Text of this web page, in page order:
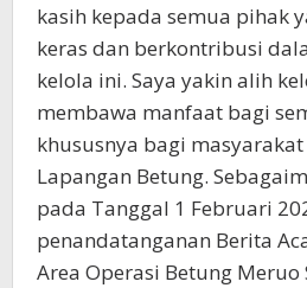
kasih kepada semua pihak
keras dan berkontribusi
kelola ini. Saya yakin alih
membawa manfaat bagi
khususnya bagi
Lapangan Betung.
pada Tanggal 1 Februari
penandatanganan Berita
Area Operasi Betung Meruo